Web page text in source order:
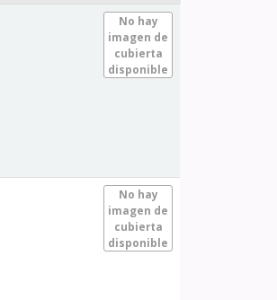
No hay
imagen de
cubierta
disponible
No hay
imagen de
cubierta
disponible